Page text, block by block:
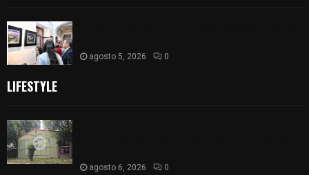
agosto 5, 2026 0
LIFESTYLE
agosto 6, 2026 0